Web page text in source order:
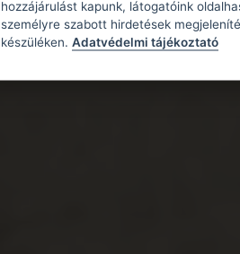
hozzájárulást kapunk, látogatóink
személyre szabott hirdetések
készüléken. Adatvédelmi tájékoztató